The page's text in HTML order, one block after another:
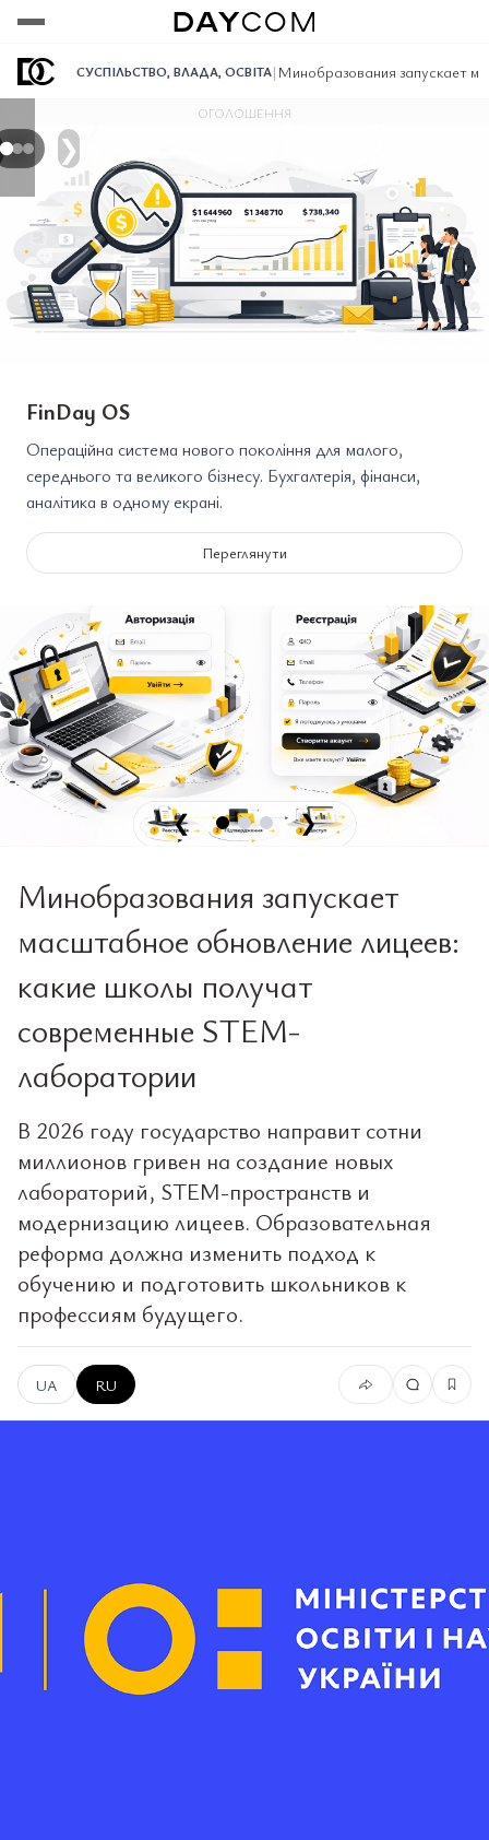
СУСПІЛЬСТВО, ВЛАДА, ОСВІТА| Минобразования запускает
❯
ОГОЛОШЕННЯ
FinDay OS
Операційна система нового покоління для малого,
середнього та великого бізнесу. Бухгалтерія, фінанси,
аналітика в одному екрані.
Переглянути
❮ ❯
Минобразования запускает
масштабное обновление лицеев:
какие школы получат
современные STEM-
лаборатории
В 2026 году государство направит сотни
миллионов гривен на создание новых
лабораторий, STEM-пространств и
модернизацию лицеев. Образовательная
реформа должна изменить подход к
обучению и подготовить школьников к
профессиям будущего.
UA RU